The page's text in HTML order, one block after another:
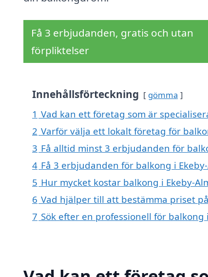
Få 3 erbjudanden, gratis och utan
förpliktelser
Innehållsförteckning gömma
1 Vad kan ett företag som är
2 Varför välja ett lokalt företag för
3 Få alltid minst 3 erbjudanden för
4 Få 3 erbjudanden för balkong i
5 Hur mycket kostar balkong i Ekeby-
6 Vad hjälper till att bestämma priset
7 Sök efter en professionell för